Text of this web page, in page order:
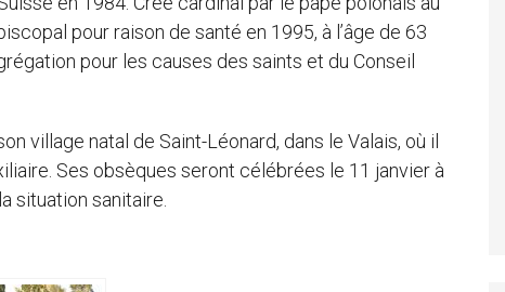
pour raison de santé en 1995, à l’âge de 63
pour les causes des saints et du Conseil
village natal de Saint-Léonard, dans le Valais, où il
Ses obsèques seront célébrées le 11 janvier à
situation sanitaire.